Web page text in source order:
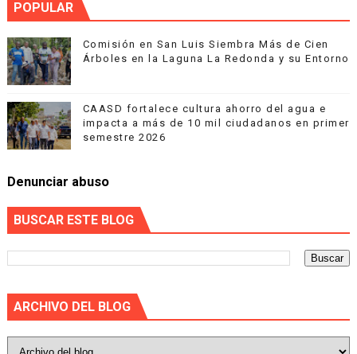
POPULAR
Comisión en San Luis Siembra Más de Cien
Árboles en la Laguna La Redonda y su Entorno
CAASD fortalece cultura ahorro del agua e
impacta a más de 10 mil ciudadanos en primer
semestre 2026
Denunciar abuso
BUSCAR ESTE BLOG
ARCHIVO DEL BLOG